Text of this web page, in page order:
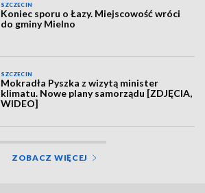
SZCZECIN
Koniec sporu o Łazy. Miejscowość wróci
do gminy Mielno
SZCZECIN
Mokradła Pyszka z wizytą minister
klimatu. Nowe plany samorządu [ZDJĘCIA,
WIDEO]
ZOBACZ WIĘCEJ